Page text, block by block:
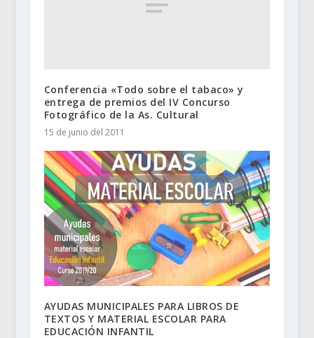
Conferencia «Todo sobre el tabaco» y
entrega de premios del IV Concurso
Fotográfico de la As. Cultural
15 de junio del 2011
AYUDAS MUNICIPALES PARA LIBROS DE
TEXTOS Y MATERIAL ESCOLAR PARA
EDUCACIÓN INFANTIL